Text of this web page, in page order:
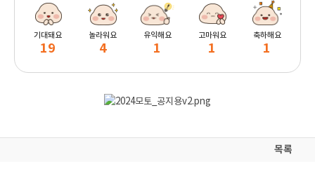
기대돼요
19
놀라워요
4
유익해요
1
고마워요
1
축하해요
1
목록